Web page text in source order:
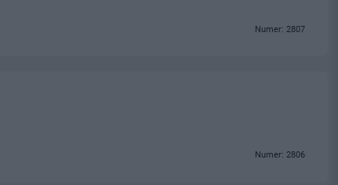
Numer: 2807
Numer: 2806